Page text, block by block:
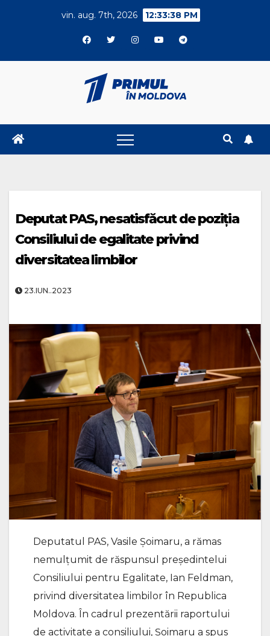
vin. aug. 7th, 2026 12:33:38 PM
Deputat PAS, nesatisfăcut de poziția
Consiliului de egalitate privind
diversitatea limbilor
23.IUN..2023
Deputatul PAS, Vasile Șoimaru, a rămas
nemulțumit de răspunsul președintelui
Consiliului pentru Egalitate, Ian Feldman,
privind diversitatea limbilor în Republica
Moldova. În cadrul prezentării raportului
de activitate a consiliului, Șoimaru a spus